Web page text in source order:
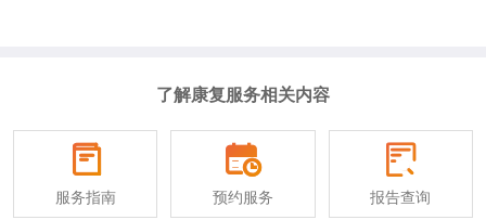
了解康复服务相关内容

服务指南

预约服务

报告查询